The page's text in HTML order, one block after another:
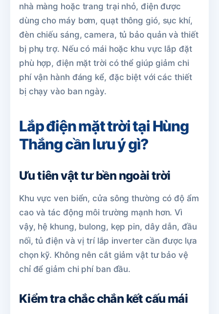
nhà màng hoặc trang trại nhỏ, điện được
dùng cho máy bơm, quạt thông gió, sục khí,
đèn chiếu sáng, camera, tủ bảo quản và thiết
bị phụ trợ. Nếu có mái hoặc khu vực lắp đặt
phù hợp, điện mặt trời có thể giúp giảm chi
phí vận hành đáng kể, đặc biệt với các thiết
bị chạy vào ban ngày.
Lắp điện mặt trời tại Hùng
Thắng cần lưu ý gì?
Ưu tiên vật tư bền ngoài trời
Khu vực ven biển, cửa sông thường có độ ẩm
cao và tác động môi trường mạnh hơn. Vì
vậy, hệ khung, bulong, kẹp pin, dây dẫn, đầu
nối, tủ điện và vị trí lắp inverter cần được lựa
chọn kỹ. Không nên cắt giảm vật tư bảo vệ
chỉ để giảm chi phí ban đầu.
Kiểm tra chắc chắn kết cấu mái